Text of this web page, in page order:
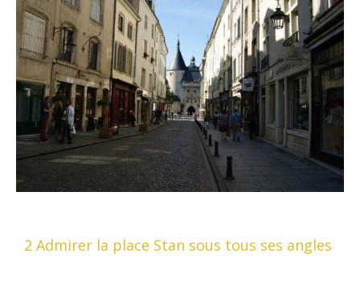
2 Admirer la place Stan sous tous ses angles